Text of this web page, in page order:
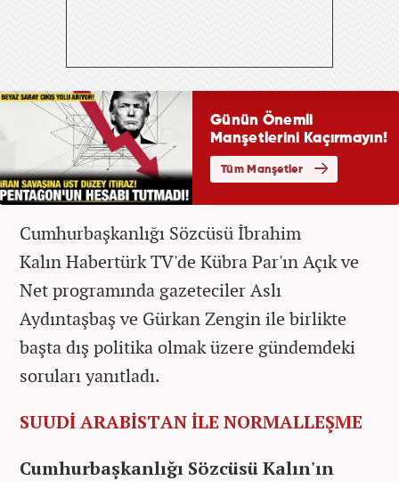
Cumhurbaşkanlığı Sözcüsü İbrahim
Kalın Habertürk TV'de Kübra Par'ın Açık ve
Net programında gazeteciler Aslı
Aydıntaşbaş ve Gürkan Zengin ile birlikte
başta dış politika olmak üzere gündemdeki
soruları yanıtladı.
SUUDİ ARABİSTAN İLE NORMALLEŞME
Cumhurbaşkanlığı Sözcüsü Kalın'ın